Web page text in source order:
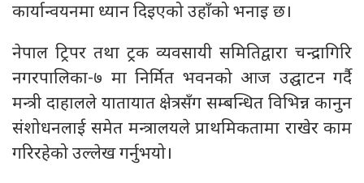
कार्यान्वयनमा ध्यान दिइएको उहाँको भनाइ छ।
नेपाल ट्रिपर तथा ट्रक व्यवसायी समितिद्वारा चन्द्रागिरि
नगरपालिका-७ मा निर्मित भवनको आज उद्घाटन गर्दै
मन्त्री दाहालले यातायात क्षेत्रसँग सम्बन्धित विभिन्न कानुन
संशोधनलाई समेत मन्त्रालयले प्राथमिकतामा राखेर काम
गरिरहेको उल्लेख गर्नुभयो।